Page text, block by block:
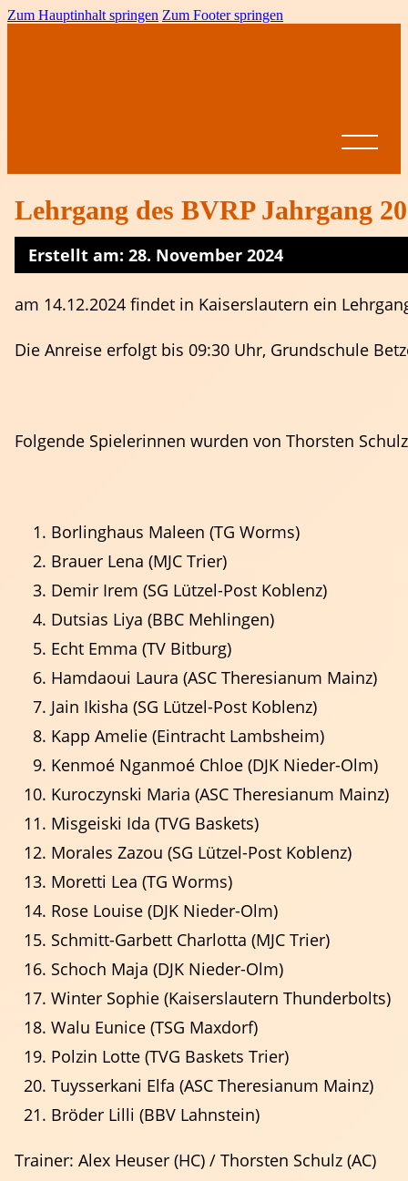
Zum Hauptinhalt springen Zum Footer springen
Startseite
BVRP
Dokumente
Spielbetrieb
Schiedsrichter
Ansprechpartner Fortbildungen Regeln
Trainer
Lehrgang des BVRP Jahrgang
Erstellt am: 28. November 2024
am 14.12.2024 findet in Kaiserslautern ein
Die Anreise erfolgt bis 09:30 Uhr, Grundschule
Folgende Spielerinnen wurden von Thorsten
Borlinghaus Maleen (TG Worms)
Brauer Lena (MJC Trier)
Demir Irem (SG Lützel-Post Koblenz)
Dutsias Liya (BBC Mehlingen)
Echt Emma (TV Bitburg)
Hamdaoui Laura (ASC Theresianum Mainz)
Jain Ikisha (SG Lützel-Post Koblenz)
Kapp Amelie (Eintracht Lambsheim)
Kenmoé Nganmoé Chloe (DJK Nieder-Olm)
Kuroczynski Maria (ASC Theresianum Mainz)
Misgeiski Ida (TVG Baskets)
Morales Zazou (SG Lützel-Post Koblenz)
Moretti Lea (TG Worms)
Rose Louise (DJK Nieder-Olm)
Schmitt-Garbett Charlotta (MJC Trier)
Schoch Maja (DJK Nieder-Olm)
Winter Sophie (Kaiserslautern Thunderbolts)
Walu Eunice (TSG Maxdorf)
Polzin Lotte (TVG Baskets Trier)
Tuysserkani Elfa (ASC Theresianum Mainz)
Bröder Lilli (BBV Lahnstein)
Trainer: Alex Heuser (HC) / Thorsten Schulz (AC)